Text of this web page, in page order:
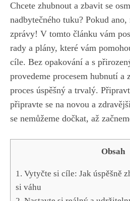
Chcete​ zhubnout ⁤a zbavit se
nadbytečného tuku? Pokud
‌zprávy! V‌ tomto ‌článku vám
rady ‍a plány, které vám
cíle. Bez⁣ opakování a s
provedeme procesem hubnutí
proces úspěšný a trvalý.
připravte se na novou a
se ⁢nemůžeme dočkat, ‍až
Obsah
1. Vytyčte si ⁤cíle: Jak úspěšně
si váhu